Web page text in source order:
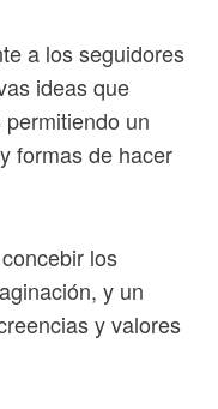
a los seguidores
ideas que
un
formas de hacer
los
y un
y valores